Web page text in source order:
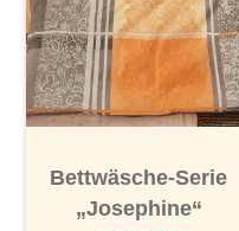
Bettwäsche-Serie
„Josephine“